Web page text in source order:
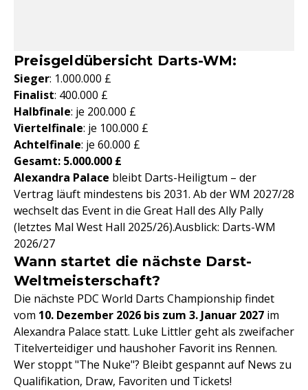
Preisgeldübersicht Darts-WM:
Sieger: 1.000.000 £
Finalist: 400.000 £
Halbfinale: je 200.000 £
Viertelfinale: je 100.000 £
Achtelfinale: je 60.000 £
Gesamt: 5.000.000 £
Alexandra Palace bleibt Darts-Heiligtum – der
Vertrag läuft mindestens bis 2031. Ab der WM 2027/28
wechselt das Event in die Great Hall des Ally Pally
(letztes Mal West Hall 2025/26).Ausblick: Darts-WM
2026/27
Wann startet die nächste Darst-
Weltmeisterschaft?
Die nächste PDC World Darts Championship findet
vom 10. Dezember 2026 bis zum 3. Januar 2027 im
Alexandra Palace statt. Luke Littler geht als zweifacher
Titelverteidiger und haushoher Favorit ins Rennen.
Wer stoppt "The Nuke"? Bleibt gespannt auf News zu
Qualifikation, Draw, Favoriten und Tickets!